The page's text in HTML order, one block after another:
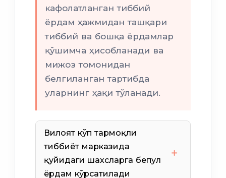
кафолатланган тиббий
ёрдам ҳажмидан ташқари
тиббий ва бошқа ёрдамлар
қўшимча ҳисобланади ва
мижоз томонидан
белгиланган тартибда
уларнинг ҳақи тўланади.
Вилоят кўп тармоқли
тиббиёт марказида
қуйидаги шахсларга бепул
ёрдам кўрсатилади